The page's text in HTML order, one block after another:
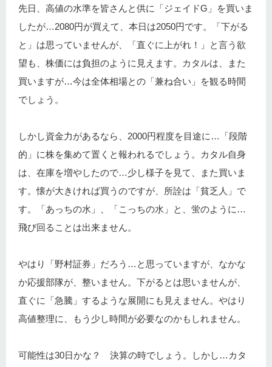
先日、高値の水準を皆さんと供に「ジェイドG」を買いま
したが…2080円が買えて、本日は2050円です。「下がる
と」は思っていませんが、「直ぐに上がれ！」と言う欲
望も、株価には負担のように見えます。カタルは、また
買いますが…今は全体相場との「兼ね合い」を観る時間
でしょう。
しかし資金力があるなら、2000円程度を目途に…「段階
的」に株を集めて置くと報われるでしょう。カタル自身
は、在庫を増やしたので…少し様子を見て、また買いま
す。懐が大きければ買うのですが、所詮は「貧乏人」で
す。「あっちの水」、「こっちの水」と、蛍のように…
飛び回ることは出来ません。
やはり「野村証券」だろう…と思っていますが、なかな
か応援部隊が、整いません。下がるとは思いませんが、
直ぐに「急騰」するような展開にも見えません。やはり
高値整理に、もう少し時間が必要なのかもしれません。
可能性は30日かな？ 決算の時でしょう。しかし…カタ